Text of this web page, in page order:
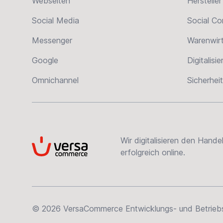
Social Media
Messenger
Google
Omnichannel
Social
Sicherheit
VersaCommerce
Wir digitalisieren den
erfolgreich online.
© 2026 VersaCommerce Entwicklungs- und